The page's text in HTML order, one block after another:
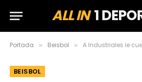
ALL IN1
Portada » Beisbol » A Industriales le
BEISBOL